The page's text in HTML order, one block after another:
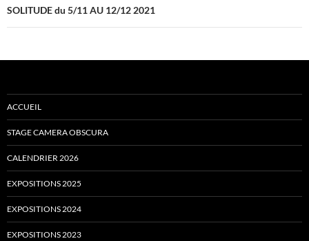
SOLITUDE du 5/11 AU 12/12 2021
ACCUEIL
STAGE CAMERA OBSCURA
CALENDRIER 2026
EXPOSITIONS 2025
EXPOSITIONS 2024
EXPOSITIONS 2023